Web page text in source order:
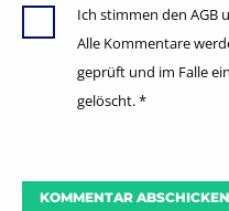
Ich stimmen den AGB
Alle Kommentare
geprüft und im Falle
gelöscht.*